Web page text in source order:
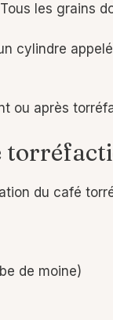
les grains
cylindre
ou après
du café
de moine)